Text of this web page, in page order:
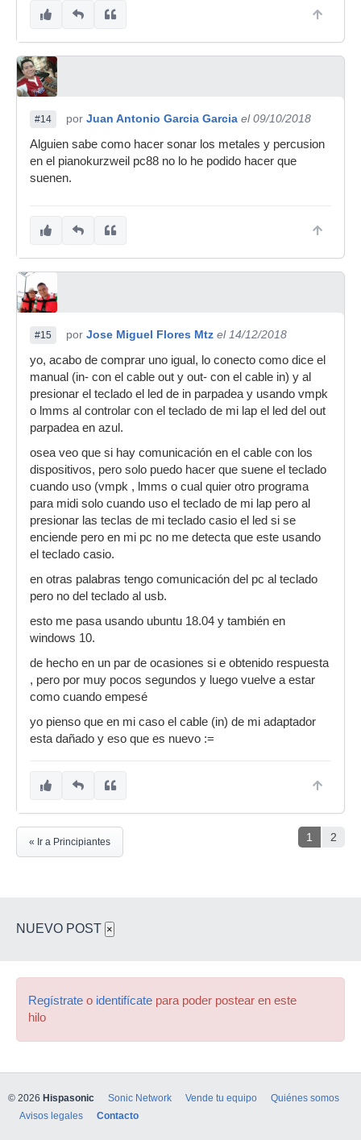
#14 por Juan Antonio Garcia Garcia el 09/10/2018
Alguien sabe como hacer sonar los metales y percusion
en el pianokurzweil pc88 no lo he podido hacer que
suenen.
#15 por Jose Miguel Flores Mtz el 14/12/2018
yo, acabo de comprar uno igual, lo conecto como dice el
manual (in- con el cable out y out- con el cable in) y al
presionar el teclado el led de in parpadea y usando vmpk
o lmms al controlar con el teclado de mi lap el led del out
parpadea en azul.
osea veo que si hay comunicación en el cable con los
dispositivos, pero solo puedo hacer que suene el teclado
cuando uso (vmpk , lmms o cual quier otro programa
para midi solo cuando uso el teclado de mi lap pero al
presionar las teclas de mi teclado casio el led si se
enciende pero en mi pc no me detecta que este usando
el teclado casio.
en otras palabras tengo comunicación del pc al teclado
pero no del teclado al usb.
esto me pasa usando ubuntu 18.04 y también en
windows 10.
de hecho en un par de ocasiones si e obtenido respuesta
, pero por muy pocos segundos y luego vuelve a estar
como cuando empesé
yo pienso que en mi caso el cable (in) de mi adaptador
esta dañado y eso que es nuevo :=
1 2
« Ir a Principiantes
NUEVO POST ×
Regístrate o identifícate para poder postear en este
hilo
© 2026 Hispasonic Sonic Network Vende tu equipo
Quiénes somos
Avisos legales
Contacto